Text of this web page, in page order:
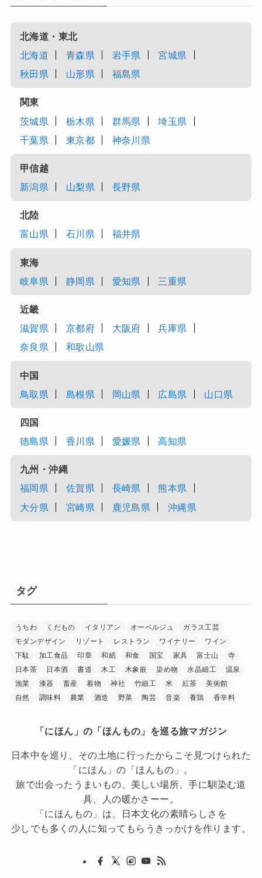
北海道・東北
北海道
青森県 岩手県
宮城県
秋田県
山形県 福島県
関東
茨城県
栃木県 群馬県
埼玉県
千葉県
東京都 神奈川県
甲信越
新潟県
山梨県 長野県
北陸
富山県
石川県 福井県
東海
岐阜県
静岡県 愛知県 三重県
近畿
滋賀県
京都府 大阪府
兵庫県
奈良県
和歌山県
中国
鳥取県
島根県 岡山県 広島県 山口県
四国
徳島県
香川県 愛媛県 高知県
九州・沖縄
福岡県
佐賀県 長崎県
熊本県
大分県
宮崎県 鹿児島県 沖縄県
タグ
うちわ くだもの イタリアン オーベルジュ
ガラス工芸
モダンデザイン
リゾート レストラン ワイナリー
ワイン
下駄
加工食品 印章 和紙 和食 国宝 家具 富士山
寺
日本茶
日本酒 書道 木工 木象嵌 染め物 水晶細工
温泉
漁業
漆器 畜産 着物 神社 竹細工 米 紅茶
美術館
自然
調味料 農業 酒造 野菜 陶芸 音楽 養鶏 香辛料
「にほん」の「ほんもの」を巡る旅マガジン
日本中を巡り、その土地に行ったからこそ見つけられた
「にほん」の「ほんもの」。
旅で出会ったうまいもの、美しい場所、手に馴染む道
具、人の暖かさーー。
「にほんもの」は、日本文化の素晴らしさを
少しでも多くの人に知ってもらうきっかけを作ります。